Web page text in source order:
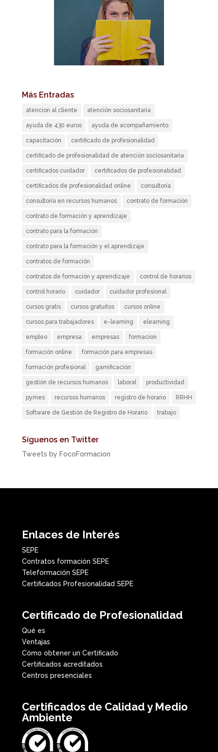
Más Entradas
atencion al cliente atención sociosanitaria
ayuda de 430 euros ayuda de acompañamiento
capacitación certificado de profesionalidad
certificado de profesionalidad de atención sociosanitaria
certificados cuidador certificados de profesionalidad
certificados de profesionalidad online consultoría
consultoría en recursos humanos contrato de formación
contrato de formación y aprendizaje
contrato para la formación
contrato para la formación y el aprendizaje
contratos de formación
contratos de formación y aprendizaje control de horarios
control horario cuidador cuidador profesional
cursos gratis cursos gratuitos cursos online
cursos para trabajadores e-learning elearning
empleo empresa empresas formacion
formación online formación para empresas
formación profesional gamificación
gestión de recursos humanos laboral productividad
pymes recursos humanos registro de horario RRHH
Software de Gestión de Registro de Horario trabajo
Síguenos en Twitter
Tweets by FocoFormacion
Enlaces de Interés
SEPE
Contratos formación SEPE
Teleformación SEPE
Certificados Profesionalidad SEPE
Certificado de Profesionalidad
Qué es
Ventajas
Cómo obtener un Certificado
Certificados acreditados
Centros presenciales
Certificados de Calidad y Medio
Ambiente